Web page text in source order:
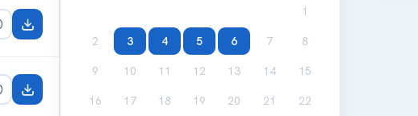
1
2 3 4 5 6 7 8
9 10 11 12 13 14 15
16 17 18 19 20 21 22